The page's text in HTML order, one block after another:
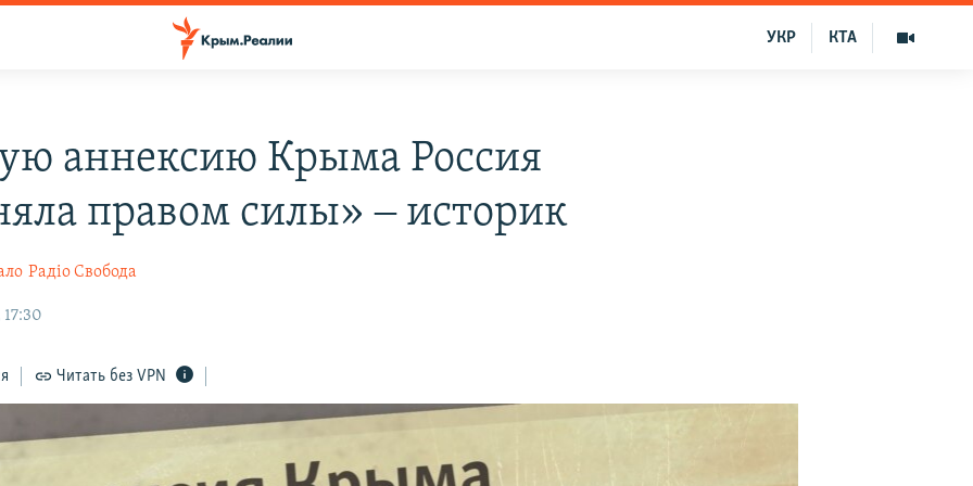
КТА
УКР
аннексию Крыма Россия
правом силы» ‒ историк
Радіо Свобода
17:30
Читать без VPN